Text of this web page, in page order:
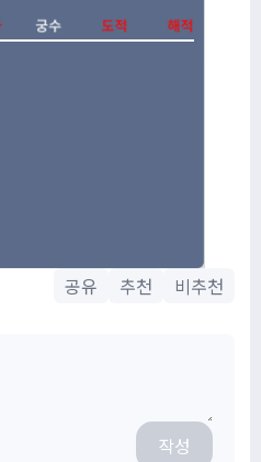
공유 추천 비추천
작성